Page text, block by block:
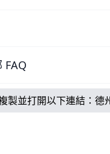
FAQ
製並打開以下連結： 德